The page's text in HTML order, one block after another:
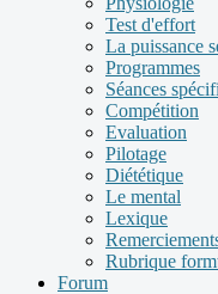
Test d'effort
La puissance
Programmes
Séances
Compétition
Evaluation
Pilotage
Diététique
Le mental
Lexique
Rubrique
Forum